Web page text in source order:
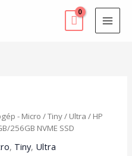
- Micro /Tiny/ Ultra / HP
256GB NVME SSD
, Tiny, Ultra